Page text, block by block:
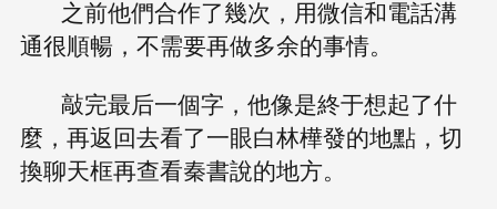
之前他們合作了幾次，用微信和電話溝
通很順暢，不需要再做多余的事情。
敲完最后一個字，他像是終于想起了什
麼，再返回去看了一眼白林樺發的地點，切
換聊天框再查看秦書說的地方。